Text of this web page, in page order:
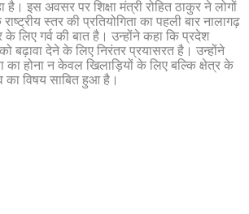
है। इस अवसर पर शिक्षा मंत्री रोहित ठाकुर ने लोगों
स्तर की प्रतियोगिता का पहली बार नालागढ़
के लिए गर्व की बात है। उन्होंने कहा कि प्रदेश
बढ़ावा देने के लिए निरंतर प्रयासरत है। उन्होंने
का होना न केवल खिलाड़ियों के लिए बल्कि क्षेत्र के
का विषय साबित हुआ है।